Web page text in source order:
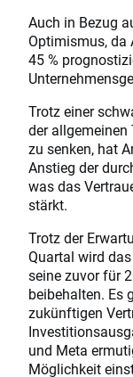
Auch in Bezug
Optimismus, da
45 %
Trotz einer
der allgemeinen
zu senken, hat
Anstieg der
was das
stärkt.
Trotz der
Quartal wird
seine zuvor für
beibehalten. Es
zukünftigen
und Meta
Möglichkeit